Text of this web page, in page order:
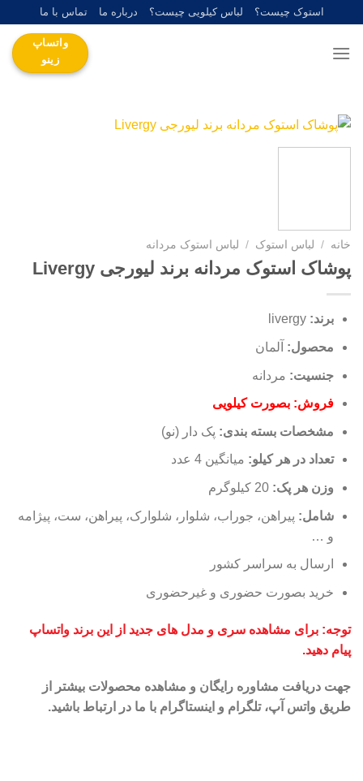
content
استوک چیست؟ لباس کیلویی چیست؟ درباره ما تماس با ما
واتساپ
زینو
خانه / لباس استوک / لباس استوک مردانه
پوشاک استوک مردانه برند لیورجی Livergy
برند:
محصول: آلمان
جنسیت: مردانه
فروش: بصورت کیلویی
مشخصات بسته بندی: پک دار (نو)
تعداد در هر کیلو: میانگین 4 عدد
وزن هر پک:
شامل: پیراهن، جوراب، شلوار، شلوارک، پیراهن، ست، پیژامه
و …
ارسال به سراسر کشور
خرید بصورت حضوری و غیرحضوری
توجه: برای مشاهده سری و مدل های جدید از این برند واتساپ
پیام دهید.
جهت دریافت مشاوره رایگان و مشاهده محصولات بیشتر از
طریق واتس آپ، تلگرام و اینستاگرام با ما در ارتباط باشید.